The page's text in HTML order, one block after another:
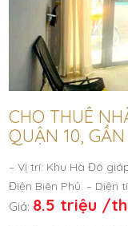
CHO THUÊ
QUẬN 10,
– Vị trí: Khu Hà Đô
Điện Biên Phủ. – Diện
Giá: 8.5 triệu /